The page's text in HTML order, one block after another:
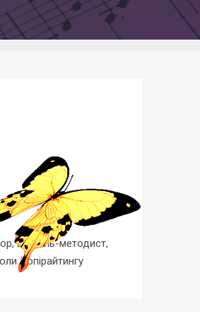
вчитель-методист,
Копірайтингу